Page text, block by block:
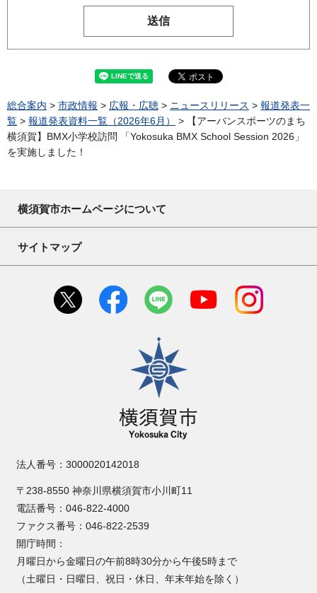
総合案内 > 市政情報 > 広報・広聴 > ニュースリリース > 報道発表一
覧 > 報道発表資料一覧（2026年6月）
> 【アーバンスポーツのまち
横須賀】BMX小学校訪問 「Yokosuka BMX School Session 2026」
を実施しました！
横須賀市ホームページについて
サイトマップ
横須賀市
法人番号：3000020142018
〒238-8550 神奈川県横須賀市小川町11
電話番号：046-822-4000
ファクス番号：046-822-2539
開庁時間：
月曜日から金曜日の午前8時30分から午後5時まで
（土曜日・日曜日、祝日・休日、年末年始を除く）